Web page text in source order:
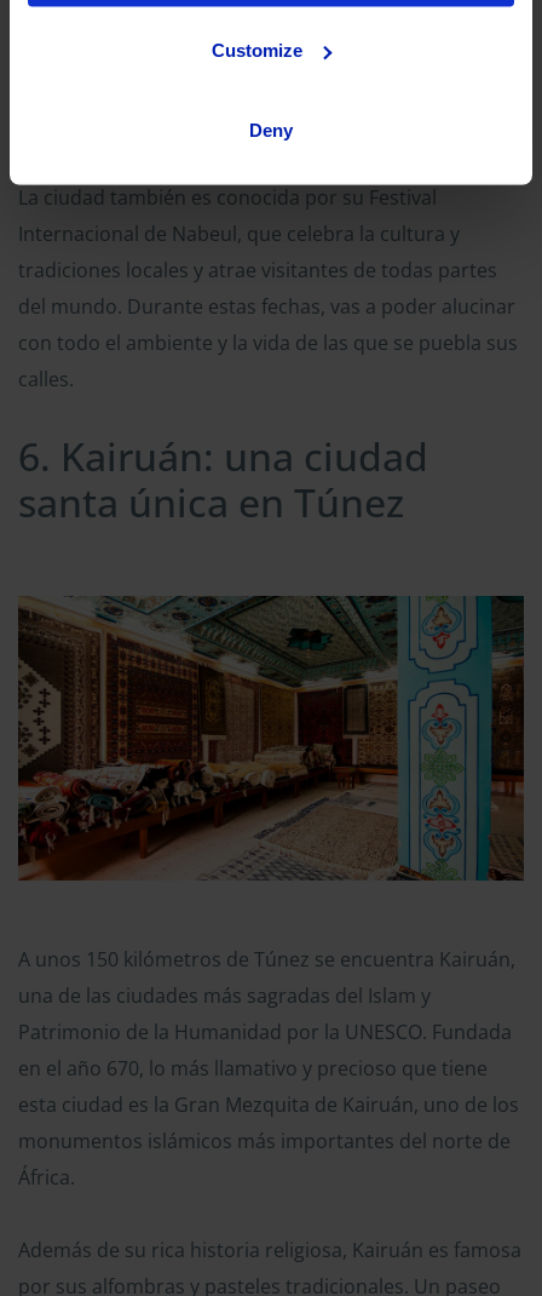
Customize
Deny
su producción de cerámica y artesanías. Este
encantador pueblo costero ofrece mercados vibrantes
La ciudad también es conocida por su Festival
Internacional de Nabeul, que celebra la cultura y
tradiciones locales y atrae visitantes de todas partes
del mundo. Durante estas fechas, vas a poder alucinar
con todo el ambiente y la vida de las que se puebla sus
calles.
6. Kairuán: una ciudad
santa única en Túnez
A unos 150 kilómetros de Túnez se encuentra Kairuán,
una de las ciudades más sagradas del Islam y
Patrimonio de la Humanidad por la UNESCO. Fundada
en el año 670, lo más llamativo y precioso que tiene
esta ciudad es la Gran Mezquita de Kairuán, uno de los
monumentos islámicos más importantes del norte de
África.
Además de su rica historia religiosa, Kairuán es famosa
por sus alfombras y pasteles tradicionales. Un paseo